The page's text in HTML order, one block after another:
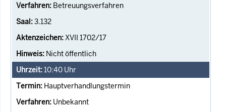
Betreuungsverfahren
3.132
XVII 1702/17
Nicht öffentlich
10:40 Uhr
Hauptverhandlungstermin
Unbekannt